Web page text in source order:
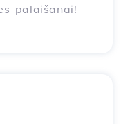
palaišanai!